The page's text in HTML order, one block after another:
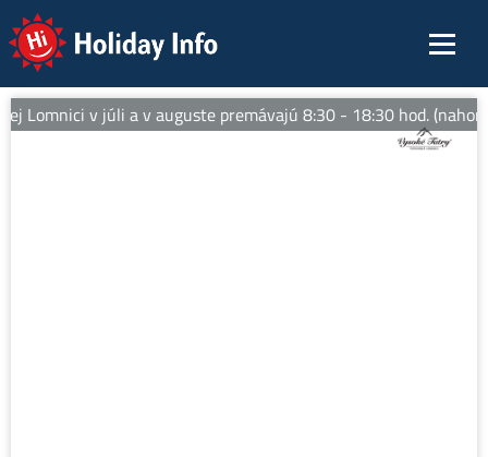
Holiday Info
Lomnici v júli a v auguste premávajú 8:30 - 18:30 hod.